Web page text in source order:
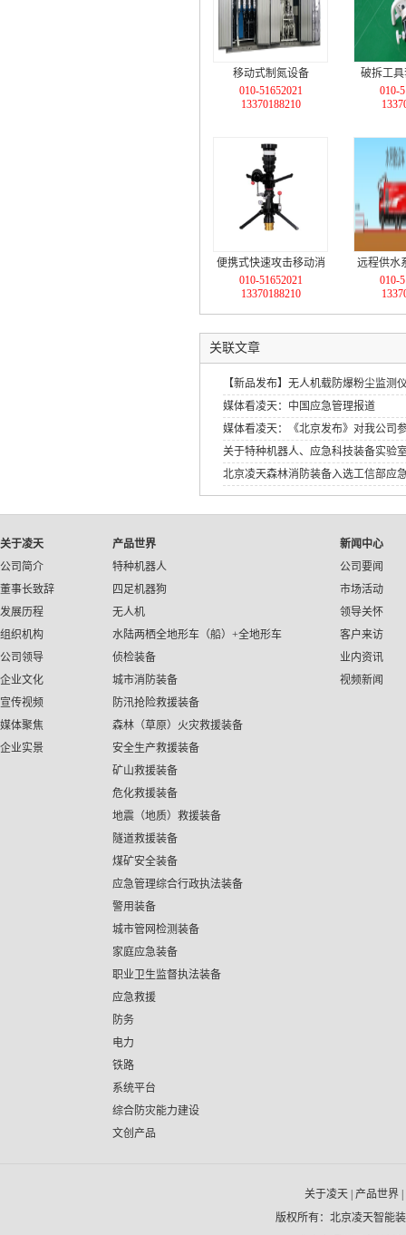
移动式制氮设备
010-51652021
13370188210
破拆工
010-
便携式快速攻击移动消
防炮（单进水口）
010-51652021
13370188210
远程供水
合+大流
010-
关联文章
【新品发布】无人机载防爆粉尘监测
媒体看凌天：中国应急管理报道
媒体看凌天：《北京发布》对我公司
关于特种机器人、应急科技装备实验
北京凌天森林消防装备入选工信部应
应急装备应用试点示范工程》
关于凌天
公司简介
董事长致辞
发展历程
组织机构
公司领导
企业文化
宣传视频
媒体聚焦
企业实景
产品世界
特种机器人
四足机器狗
无人机
水陆两栖全地形车（船）+全地形车
侦检装备
城市消防装备
防汛抢险救援装备
森林（草原）火灾救援装备
安全生产救援装备
矿山救援装备
危化救援装备
地震（地质）救援装备
隧道救援装备
煤矿安全装备
应急管理综合行政执法装备
警用装备
城市管网检测装备
家庭应急装备
职业卫生监督执法装备
应急救援
防务
电力
铁路
系统平台
综合防灾能力建设
文创产品
新闻中心
公司要闻
市场活动
领导关怀
客户来访
业内资讯
视频新闻
关于凌天 产品世界
版权所有：北京凌天智能